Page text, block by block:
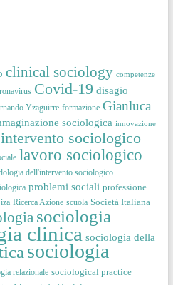
clinical sociology competenze
Covid-19 disagio
Yzaguirre formazione Gianluca
sociologica innovazione
intervento sociologico
lavoro sociologico
dell'intervento sociologico
problemi sociali professione
Ricerca Azione scuola Società Italiana
sociologia
clinica sociologia della
sociologia
relazionale sociological practice